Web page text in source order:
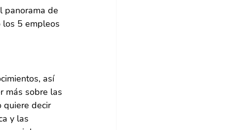
panorama de
5 empleos
así
más sobre las
quiere decir
y las